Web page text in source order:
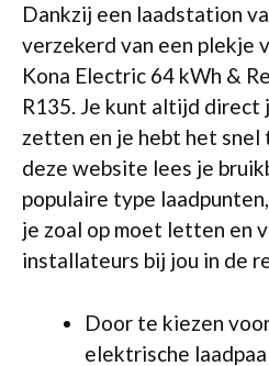
Dankzij een laadstation
verzekerd van een plekje
Kona Electric 64 kWh &
R135. Je kunt altijd direct
zetten en je hebt het snel
deze website lees je
populaire type
je zoal op moet letten en
installateurs bij jou in de
Door te kiezen
elektrische